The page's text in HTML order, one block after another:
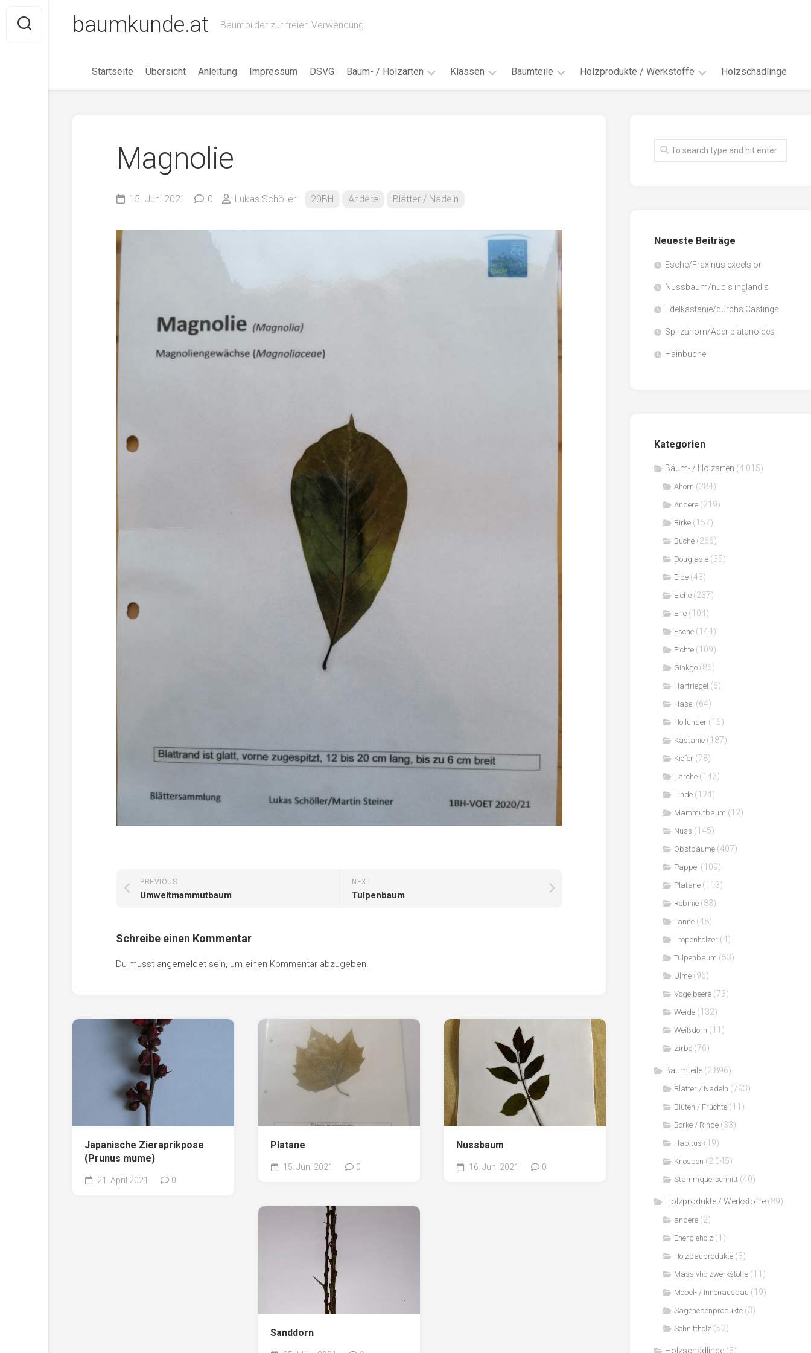
content
baumkunde.at Baumbilder zur freien Verwendung
Startseite Übersicht Anleitung Impressum DSVG Bäum- / Holzarten
Eibe
Kiefer
Linde
Mammutbaum
Nuss
Pappel
Platane
Robinie
Tanne
Tulpenbaum
Klassen
18AH
Baumteile
Knospen
Habitus
Holzprodukte / Werkstoffe
Faserwerkstoffe
Sägenebenprodukte
Holzschädlinge
Magnolie
15. Juni 2021 0 Lukas Schöller 20BH Andere Blätter / Nadeln
NEXT
Tulpenbaum
PREVIOUS
Umweltmammutbaum
Schreibe einen Kommentar
Du musst angemeldet sein, um einen Kommentar abzugeben.
Japanische Zieraprikpose
(Prunus mume)
21. April 2021 0
Platane
15. Juni 2021 0
Nussbaum
16. Juni 2021 0
Sanddorn
Neueste Beiträge
Esche/Fraxinus excelsior
Nussbaum/nucis inglandis
Edelkastanie/durchs Castings
Spirzahorn/Acer platanoides
Hainbuche
Kategorien
Bäum- / Holzarten (4.015)
Ahorn (284)
Andere (219)
Birke (157)
Buche (266)
Douglasie (35)
Eibe (43)
Eiche (237)
Erle (104)
Esche (144)
Fichte (109)
Ginkgo (86)
Hartriegel (6)
Hasel (64)
Hollunder (16)
Kastanie (187)
Kiefer (78)
Lärche (143)
Linde (124)
Mammutbaum (12)
Nuss (145)
Obstbäume (407)
Pappel (109)
Platane (113)
Robinie (83)
Tanne (48)
Tropenhölzer (4)
Tulpenbaum (53)
Ulme (96)
Vogelbeere (73)
Weide (132)
Weißdorn (11)
Zirbe (76)
Baumteile (2.896)
Blätter / Nadeln (793)
Blüten / Früchte (11)
Borke / Rinde (33)
Habitus (19)
Knospen (2.045)
Stammquerschnitt (40)
Holzprodukte / Werkstoffe (89)
andere (2)
Energieholz (1)
Holzbauprodukte (3)
Massivholzwerkstoffe (11)
Möbel- / Innenausbau (19)
Sägenebenprodukte (3)
Schnittholz (52)
Holzschädlinge (3)